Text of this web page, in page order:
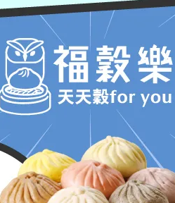
菜巿場包蒸包吃。
材的味道，
論銀髮族，還是青少年都很